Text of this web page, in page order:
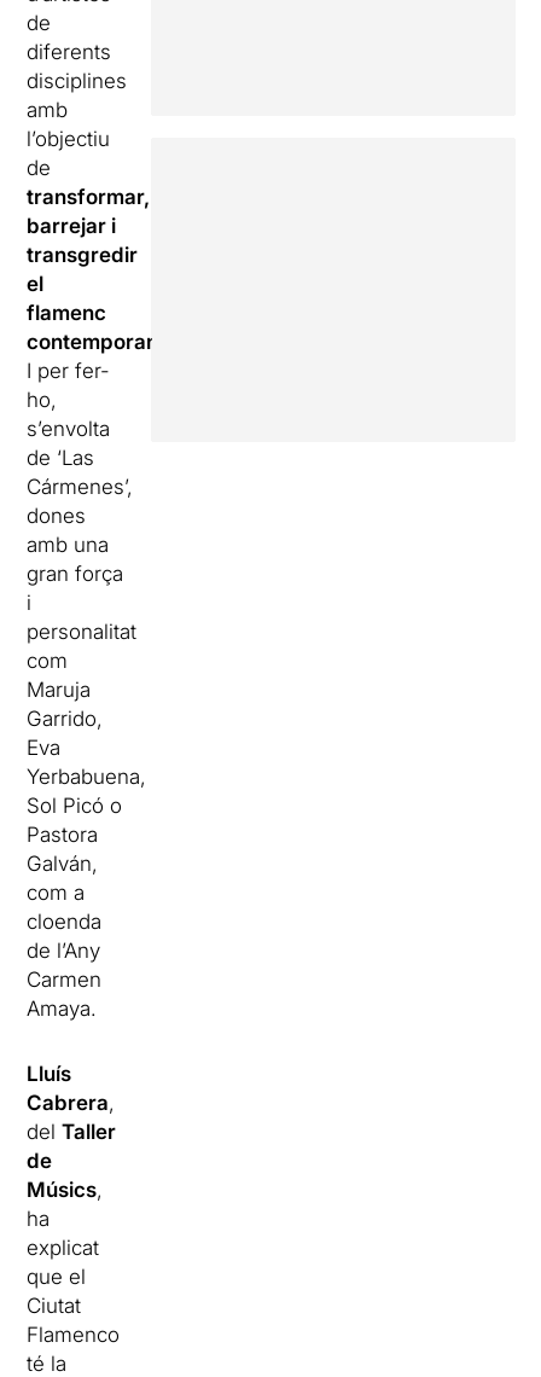
de
diferents
disciplines
amb
l’objectiu
de
transformar,
barrejar i
transgredir
el
flamenc
contemporani
I per fer-
ho,
s’envolta
de ‘Las
Cármenes’,
dones
amb una
gran força
i
personalitat
com
Maruja
Garrido,
Eva
Yerbabuena,
Sol Picó o
Pastora
Galván,
com a
cloenda
de l’Any
Carmen
Amaya.
Lluís
Cabrera,
delTaller
de
Músics,
ha
explicat
que el
Ciutat
Flamenco
té la